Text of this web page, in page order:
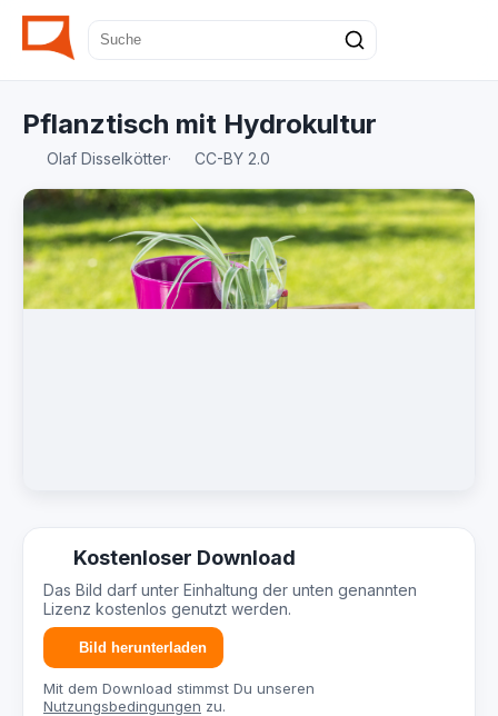
Pflanztisch mit Hydrokultur
Olaf Disselkötter· CC-BY 2.0
Kostenloser Download
Das Bild darf unter Einhaltung der unten genannten
Lizenz kostenlos genutzt werden.
Bild herunterladen
Mit dem Download stimmst Du unseren
Nutzungsbedingungen zu.